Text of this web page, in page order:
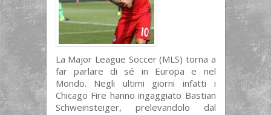
La Major League Soccer (MLS) torna a
far parlare di sé in Europa e nel
Mondo. Negli ultimi giorni infatti i
Chicago Fire hanno ingaggiato Bastian
Schweinsteiger, prelevandolo dal